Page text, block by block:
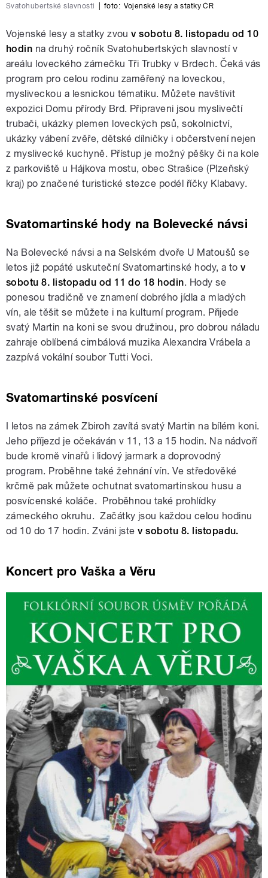
Svatohubertské slavnosti foto: Vojenské lesy a statky ČR
Vojenské lesy a statky zvouv sobotu 8. listopadu od 10
hodin na druhý ročník Svatohubertských slavností v
areálu loveckého zámečku Tři Trubky v Brdech. Čeká vás
program pro celou rodinu zaměřený na loveckou,
mysliveckou a lesnickou tématiku. Můžete navštívit
expozici Domu přírody Brd. Připraveni jsou myslivečtí
trubači, ukázky plemen loveckých psů, sokolnictví,
ukázky vábení zvěře, dětské dílničky i občerstvení nejen
z myslivecké kuchyně. Přístup je možný pěšky či na kole
z parkoviště u Hájkova mostu, obec Strašice (Plzeňský
kraj) po značené turistické stezce podél říčky Klabavy.
Svatomartinské hody na Bolevecké návsi
Na Bolevecké návsi a na Selském dvoře U Matoušů se
letos již popáté uskuteční Svatomartinské hody, a to v
sobotu 8. listopadu od 11 do 18 hodin. Hody se
ponesou tradičně ve znamení dobrého jídla a mladých
vín, ale těšit se můžete i na kulturní program. Přijede
svatý Martin na koni se svou družinou, pro dobrou náladu
zahraje oblíbená cimbálová muzika Alexandra Vrábela a
zazpívá vokální soubor Tutti Voci.
Svatomartinské posvícení
I letos na zámek Zbiroh zavítá svatý Martin na bílém koni.
Jeho příjezd je očekáván v 11, 13 a 15 hodin. Na nádvoří
bude kromě vinařů i lidový jarmark a doprovodný
program. Proběhne také žehnání vín. Ve středověké
krčmě pak můžete ochutnat svatomartinskou husu a
posvícenské koláče. Proběhnou také prohlídky
zámeckého okruhu. Začátky jsou každou celou hodinu
od 10 do 17 hodin. Zváni jstev sobotu 8. listopadu.
Koncert pro Vaška a Věru